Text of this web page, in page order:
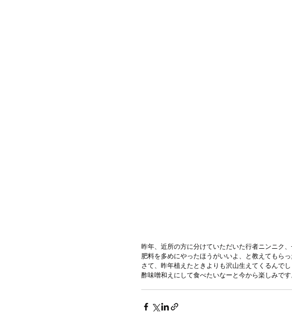
昨年、近所の方に分けていただいた行者ニンニク
肥料を多めにやったほうがいいよ、と教えてもら
さて、昨年植えたときよりも沢山生えてくるんでし
酢味噌和えにして食べたいなーと今から楽しみです